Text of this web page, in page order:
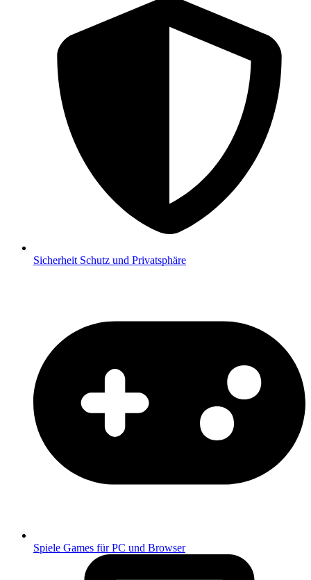
Sicherheit Schutz und Privatsphäre
Spiele Games für PC und Browser